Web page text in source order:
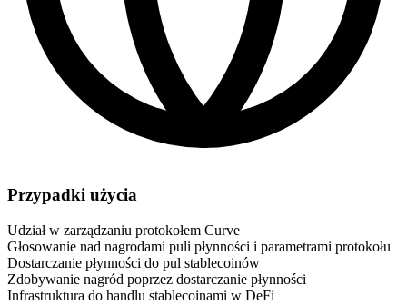
Przypadki użycia
Udział w zarządzaniu protokołem Curve
Głosowanie nad nagrodami puli płynności i parametrami protokołu
Dostarczanie płynności do pul stablecoinów
Zdobywanie nagród poprzez dostarczanie płynności
Infrastruktura do handlu stablecoinami w DeFi